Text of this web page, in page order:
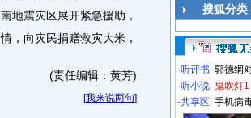
地震灾区展开紧急援助，
，向灾民捐赠救灾大米，
(责任编辑：黄芳)
[我来说两句]
搜狐分类
·听评书 郭德纲
·听小说 鬼吹灯
·共享区 手机病